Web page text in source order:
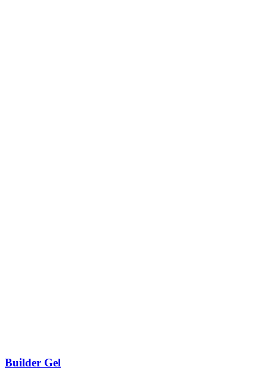
Builder Gel